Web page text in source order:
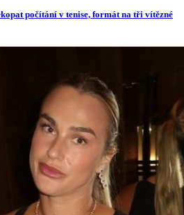
počítání v tenise, formát na tři vítězné